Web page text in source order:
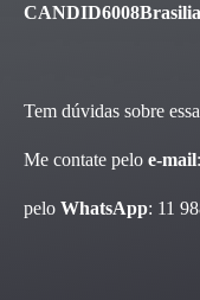
Tem dúvidas sobre
Me contate pelo e-mail:
pelo WhatsApp: 11